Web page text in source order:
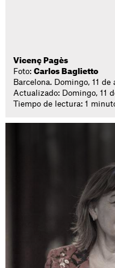
Vicenç Pagès
Foto:Carlos Baglietto
Barcelona. Domingo, 11
Actualizado: Domingo, 11
Tiempo de lectura: 1